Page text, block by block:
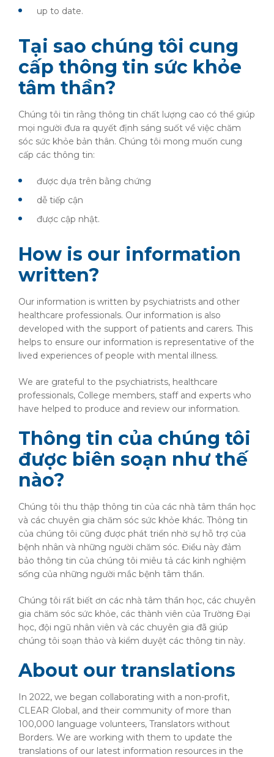
up to date.
Tại sao chúng tôi cung
cấp thông tin sức khỏe
tâm thần?
Chúng tôi tin rằng thông tin chất lượng cao có thể giúp
mọi người đưa ra quyết định sáng suốt về việc chăm
sóc sức khỏe bản thân. Chúng tôi mong muốn cung
cấp các thông tin:
được dựa trên bằng chứng
dễ tiếp cận
được cập nhật.
How is our information
written?
Our information is written by psychiatrists and other
healthcare professionals. Our information is also
developed with the support of patients and carers. This
helps to ensure our information is representative of the
lived experiences of people with mental illness.
We are grateful to the psychiatrists, healthcare
professionals, College members, staff and experts who
have helped to produce and review our information.
Thông tin của chúng tôi
được biên soạn như thế
nào?
Chúng tôi thu thập thông tin của các nhà tâm thần học
và các chuyên gia chăm sóc sức khỏe khác. Thông tin
của chúng tôi cũng được phát triển nhờ sự hỗ trợ của
bệnh nhân và những người chăm sóc. Điều này đảm
bảo thông tin của chúng tôi miêu tả các kinh nghiệm
sống của những người mắc bệnh tâm thần.
Chúng tôi rất biết ơn các nhà tâm thần học, các chuyên
gia chăm sóc sức khỏe, các thành viên của Trường Đại
học, đội ngũ nhân viên và các chuyên gia đã giúp
chúng tôi soạn thảo và kiểm duyệt các thông tin này.
About our translations
In 2022, we began collaborating with a non-profit,
CLEAR Global, and their community of more than
100,000 language volunteers, Translators without
Borders. We are working with them to update the
translations of our latest information resources in the